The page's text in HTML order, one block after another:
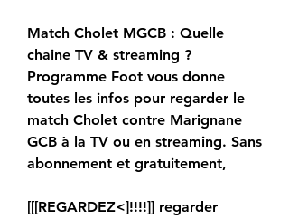
Match Cholet MGCB : Quelle
chaine TV & streaming ?
Programme Foot vous donne
toutes les infos pour regarder le
match Cholet contre Marignane
GCB à la TV ou en streaming. Sans
abonnement et gratuitement,
[[[REGARDEZ<]!!!!]] regarder